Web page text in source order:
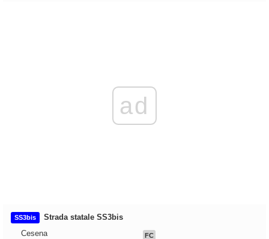
ad
SS3bis
Strada statale SS3bis
Cesena
FC